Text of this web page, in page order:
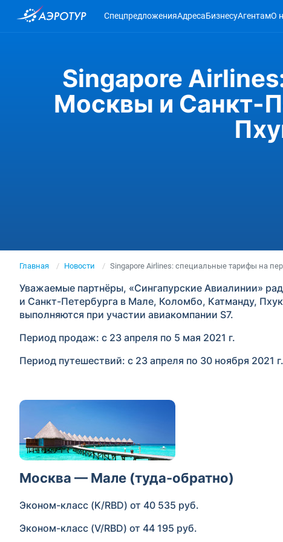
СпецпредложенияАдресаБизнесуАгентамО
Singapore
Москвы и Санкт-
Главная Новости Singapore Airlines: специальные тарифы на
Уважаемые партнёры, «Сингапурские Авиалинии»
и Санкт-Петербурга в Мале, Коломбо, Катманду,
выполняются при участии авиакомпании S7.
Период продаж: с 23 апреля по 5 мая 2021 г.
Период путешествий: с 23 апреля по 30 ноября 2021 г.
Москва — Мале (туда-обратно)
Эконом-класс (K/RBD) от 40 535 руб.
Эконом-класс (V/RBD) от 44 195 руб.